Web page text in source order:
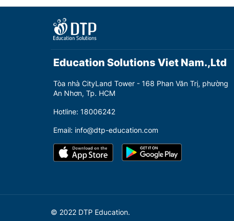
Education Solutions Viet Nam.,Ltd
Tòa nhà CityLand Tower - 168 Phan Văn Trị, phường
An Nhơn, Tp. HCM
Hotline: 18006242
Email: info@dtp-education.com
© 2022 DTP Education.